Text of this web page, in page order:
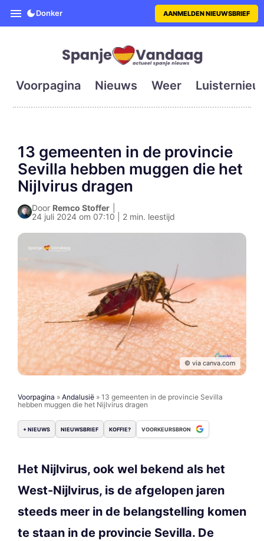
SpanjeVandaag is de eerste
Donker AANMELDEN NIEUWSBRIEF
Voorpagina Nieuws Weer
13 gemeenten in de provincie
Sevilla hebben muggen die het
Nijlvirus dragen
Door Remco Stoffer
24 juli 2024 om 07:10 | 2 min. leestijd
© via canva.com
Voorpagina » Andalusië » 13 gemeenten in de provincie Sevilla
hebben muggen die het Nijlvirus dragen
+ NIEUWS NIEUWSBRIEF KOFFIE? VOORKEURSBRON
Het Nijlvirus, ook wel bekend als het
West-Nijlvirus, is de afgelopen jaren
steeds meer in de belangstelling komen
te staan in de provincie Sevilla. De